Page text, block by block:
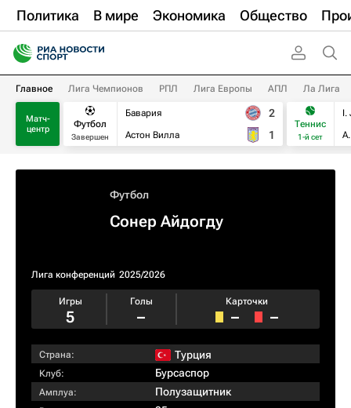
Политика В мире Экономика Общество
Главное Лига Чемпионов РПЛ Лига Европы АПЛ Ла Лига
Матч-
центр
Футбол
Завершен
Бавария
Астон Вилла
2
1
Теннис
1-й сет
I.
Футбол
Сонер Айдогду
Лига конференций 2025/2026
Игры
5
Голы
–
Карточки
– –
Страна: Турция
Клуб: Бурсаспор
Амплуа: Полузащитник